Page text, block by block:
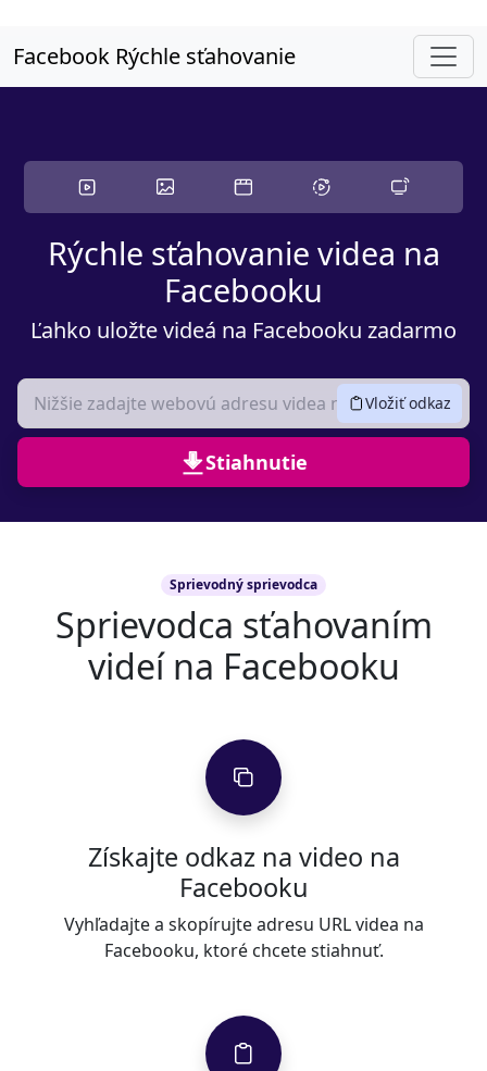
Facebook Rýchle sťahovanie
Rýchle sťahovanie videa na
Facebooku
Ľahko uložte videá na Facebooku zadarmo
Vložiť odkaz
Stiahnutie
Sprievodný sprievodca
Sprievodca sťahovaním
videí na Facebooku
Získajte odkaz na video na
Facebooku
Vyhľadajte a skopírujte adresu URL videa na
Facebooku, ktoré chcete stiahnuť.